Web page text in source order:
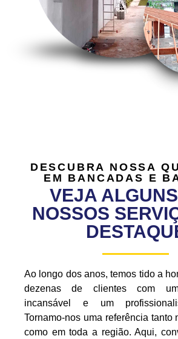
DESCUBRA NOSSA
EM BANCADAS E
VEJA
NOSSOS
Ao longo dos anos, temos tido a
dezenas de clientes com um
incansável e um
Tornamo-nos uma referência tanto
como em toda a região. Aqui,